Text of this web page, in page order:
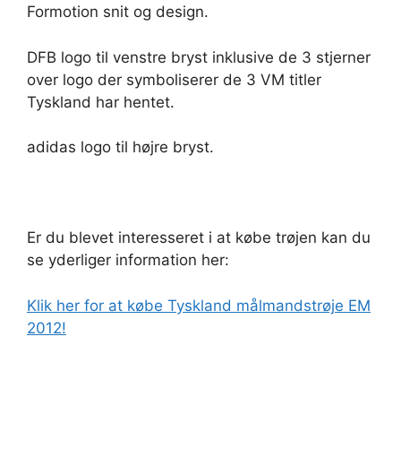
Formotion snit og design.
DFB logo til venstre bryst inklusive de 3 stjerner
over logo der symboliserer de 3 VM titler
Tyskland har hentet.
adidas logo til højre bryst.
Er du blevet interesseret i at købe trøjen kan du
se yderliger information her:
Klik her for at købe Tyskland målmandstrøje EM
2012!